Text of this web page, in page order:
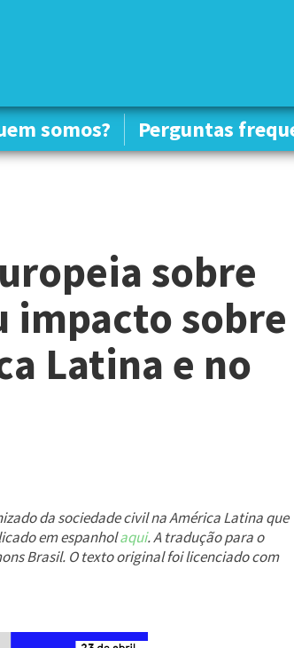
somos? Perguntas
somos? Perguntas
sobre
impacto sobre
Latina e no
da sociedade civil na América Latina que
em espanholaqui. A tradução para o
Brasil. O texto original foi licenciado com